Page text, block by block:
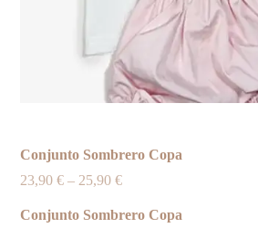
Conjunto Sombrero Copa
23,90€ – 25,90€
Conjunto Sombrero Copa